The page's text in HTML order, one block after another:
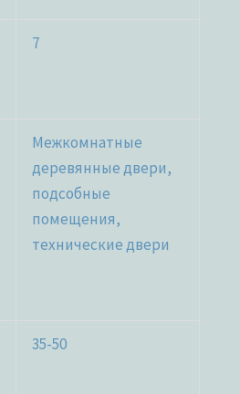
7
Межкомнатные
деревянные двери,
подсобные
помещения,
технические двери
35-50